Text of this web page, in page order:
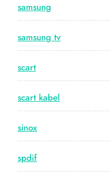
samsung
samsung tv
scart
scart kabel
sinox
spdif